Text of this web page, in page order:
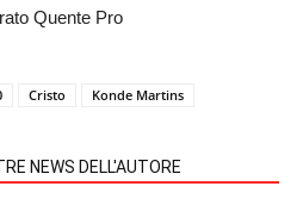
Quente Pro
Cristo Konde Martins
NEWS DELL'AUTORE